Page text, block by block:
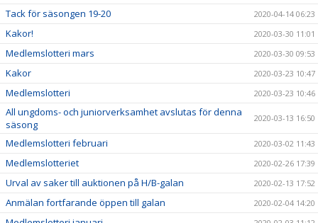
Tack för säsongen 19-20 2020-04-14 06:23
Kakor! 2020-03-30 11:01
Medlemslotteri mars 2020-03-30 09:53
Kakor 2020-03-23 10:47
Medlemslotteri 2020-03-23 10:46
All ungdoms- och juniorverksamhet avslutas för denna
säsong
2020-03-13 16:50
Medlemslotteri februari 2020-03-02 11:43
Medlemslotteriet 2020-02-26 17:39
Urval av saker till auktionen på H/B-galan 2020-02-13 17:52
Anmälan fortfarande öppen till galan 2020-02-04 14:20